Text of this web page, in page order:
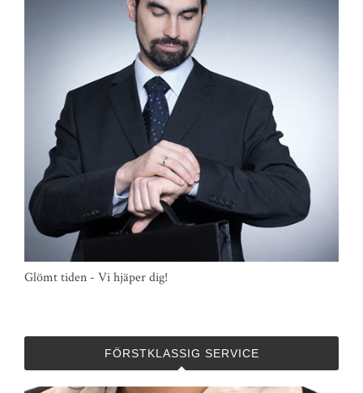
Glömt tiden - Vi hjäper dig!
FÖRSTKLASSIG SERVICE